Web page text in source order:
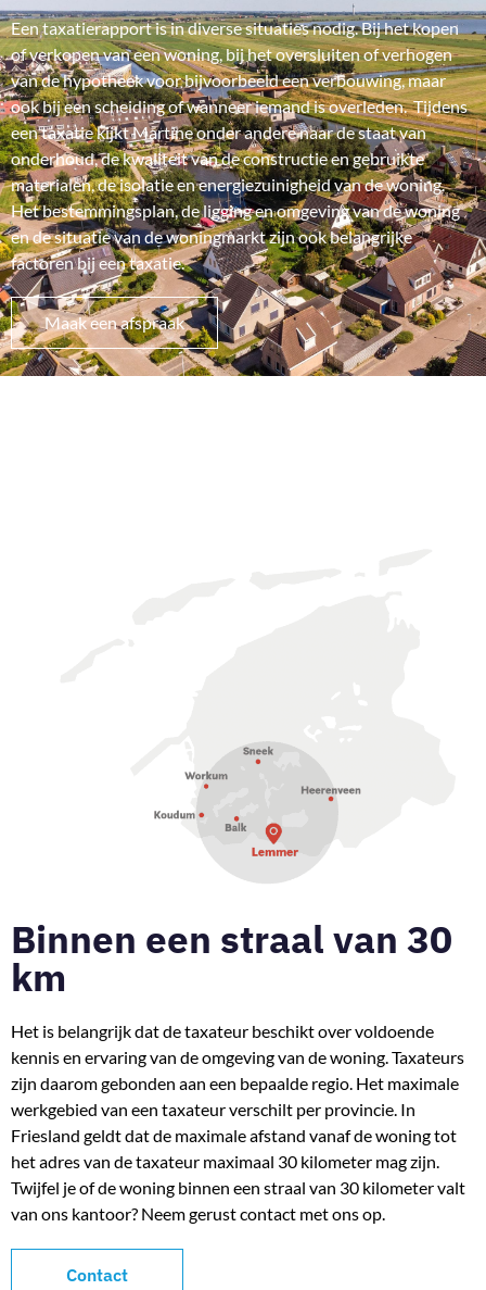
Een taxatierapport is in diverse situaties nodig. Bij het kopen
of verkopen van een woning, bij het oversluiten of verhogen
van de hypotheek voor bijvoorbeeld een verbouwing, maar
ook bij een scheiding of wanneer iemand is overleden. Tijdens
een taxatie kijkt Martine onder andere naar de staat van
onderhoud, de kwaliteit van de constructie en gebruikte
materialen, de isolatie en energiezuinigheid van de woning.
Het bestemmingsplan, de ligging en omgeving van de woning
en de situatie van de woningmarkt zijn ook belangrijke
factoren bij een taxatie.
Maak een afspraak
Binnen een straal van 30
km
Het is belangrijk dat de taxateur beschikt over voldoende
kennis en ervaring van de omgeving van de woning. Taxateurs
zijn daarom gebonden aan een bepaalde regio. Het maximale
werkgebied van een taxateur verschilt per provincie. In
Friesland geldt dat de maximale afstand vanaf de woning tot
het adres van de taxateur maximaal 30 kilometer mag zijn.
Twijfel je of de woning binnen een straal van 30 kilometer valt
van ons kantoor? Neem gerust contact met ons op.
Contact